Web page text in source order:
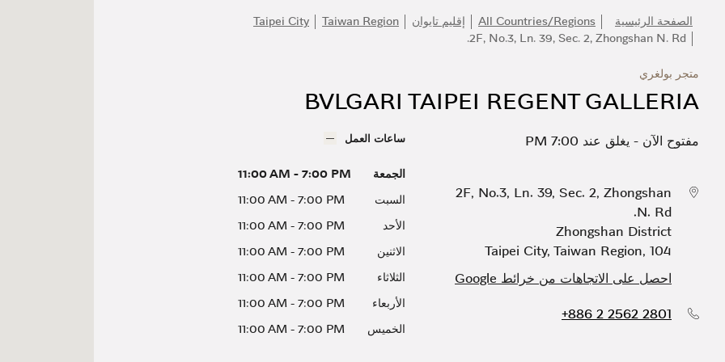
الصفحة الرئيسية All Countries/Regions إقليم تايوان Taiwan Region
Taipei City
2F, No.3, Ln. 39, Sec. 2, Zhongshan N. Rd.
متجر بولغري
BVLGARI TAIPEI REGENT GALLERIA
مفتوح الآن - يغلق عند 7:00 PM
2F, No.3, Ln. 39, Sec. 2, Zhongshan
N. Rd.
Zhongshan District
Taipei City, Taiwan Region, 104
احصل على الاتجاهات من خرائط Google
+886 2 2562 2801
ساعات العمل
الجمعة 11:00 AM -7:00 PM
السبت
11:00 AM -7:00 PM
الأحد
11:00 AM -7:00 PM
الاثنين
11:00 AM -7:00 PM
الثلاثاء
11:00 AM -7:00 PM
الأربعاء
11:00 AM -7:00 PM
الخميس
11:00 AM -7:00 PM